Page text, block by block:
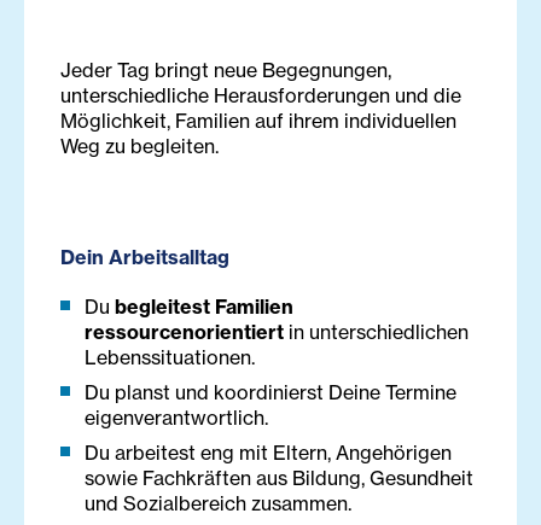
Jeder Tag bringt neue Begegnungen,
unterschiedliche Herausforderungen und die
Möglichkeit, Familien auf ihrem individuellen
Weg zu begleiten.
Dein Arbeitsalltag
Du begleitest Familien
ressourcenorientiert in unterschiedlichen
Lebenssituationen.
Du planst und koordinierst Deine Termine
eigenverantwortlich.
Du arbeitest eng mit Eltern, Angehörigen
sowie Fachkräften aus Bildung, Gesundheit
und Sozialbereich zusammen.